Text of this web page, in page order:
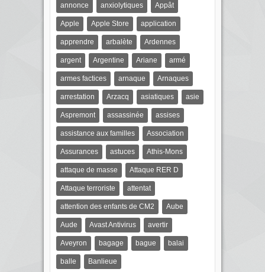
annonce anxiolytiques Appât
Apple Apple Store application
apprendre arbalète Ardennes
argent Argentine Ariane armé
armes factices arnaque Arnaques
arrestation Arzacq asiatiques asie
Aspremont assassinée assises
assistance aux familles Association
Assurances astuces Athis-Mons
attaque de masse Attaque RER D
Attaque terroriste attentat
attention des enfants de CM2 Aube
Aude Avast Antivirus avertir
Aveyron bagage bague balai
balle Banlieue